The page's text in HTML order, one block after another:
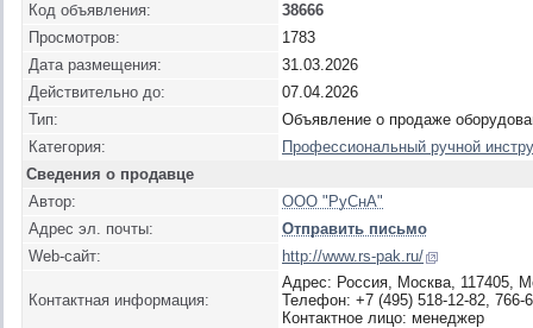
Код объявления:
38666
Просмотров:
1783
Дата размещения:
31.03.2026
Действительно до:
07.04.2026
Тип:
Объявление о продаже
Категория:
Профессиональный ручной
Сведения о продавце
Автор:
ООО "РуСнА"
Адрес эл. почты:
Отправить письмо
Web-сайт:
http://www.rs-pak.ru/
Контактная информация:
Адрес: Россия, Москва, 117405,
Телефон: +7 (495) 518-12-82, 766-
Контактное лицо: менеджер